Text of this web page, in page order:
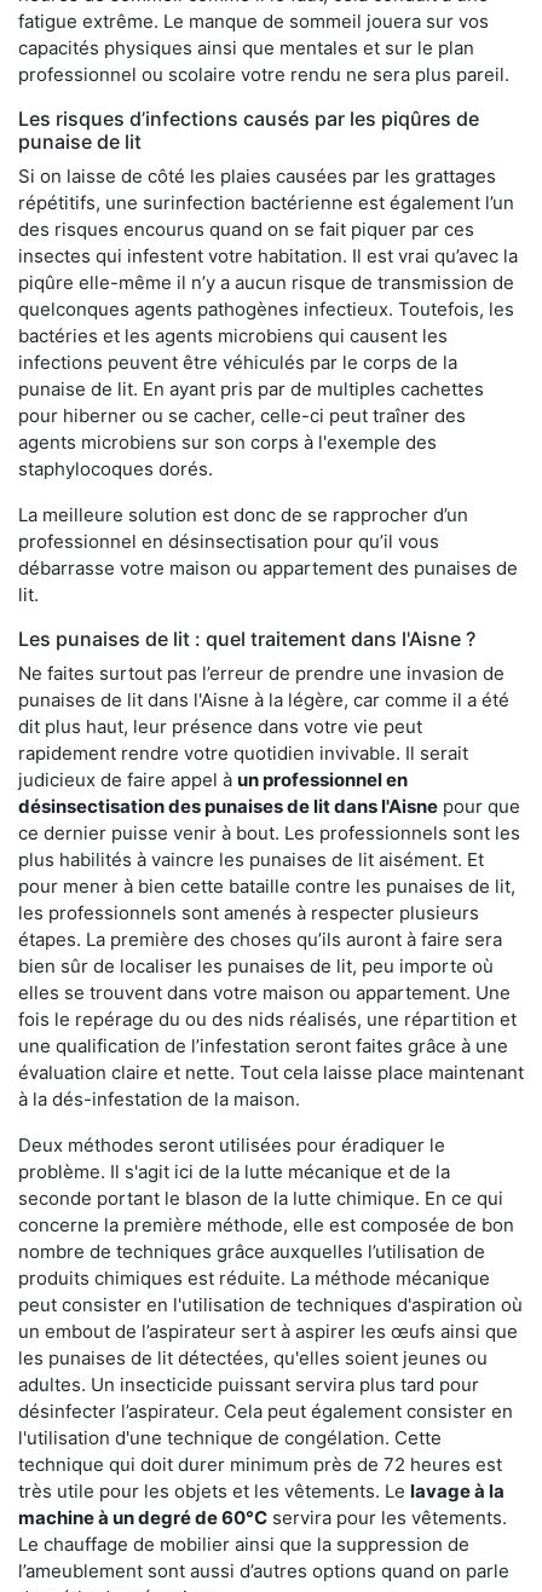
fatigue extrême. Le manque de sommeil jouera sur vos
capacités physiques ainsi que mentales et sur le plan
professionnel ou scolaire votre rendu ne sera plus pareil.
Les risques d’infections causés par les piqûres de
punaise de lit
Si on laisse de côté les plaies causées par les grattages
répétitifs, une surinfection bactérienne est également l’un
des risques encourus quand on se fait piquer par ces
insectes qui infestent votre habitation. Il est vrai qu’avec la
piqûre elle-même il n’y a aucun risque de transmission de
quelconques agents pathogènes infectieux. Toutefois, les
bactéries et les agents microbiens qui causent les
infections peuvent être véhiculés par le corps de la
punaise de lit. En ayant pris par de multiples cachettes
pour hiberner ou se cacher, celle-ci peut traîner des
agents microbiens sur son corps à l'exemple des
staphylocoques dorés.
La meilleure solution est donc de se rapprocher d’un
professionnel en désinsectisation pour qu’il vous
débarrasse votre maison ou appartement des punaises de
lit.
Les punaises de lit : quel traitement dans l'Aisne ?
Ne faites surtout pas l’erreur de prendre une invasion de
punaises de lit dans l'Aisne à la légère, car comme il a été
dit plus haut, leur présence dans votre vie peut
rapidement rendre votre quotidien invivable. Il serait
judicieux de faire appel à un professionnel en
désinsectisation des punaises de lit dans l'Aisne pour que
ce dernier puisse venir à bout. Les professionnels sont les
plus habilités à vaincre les punaises de lit aisément. Et
pour mener à bien cette bataille contre les punaises de lit,
les professionnels sont amenés à respecter plusieurs
étapes. La première des choses qu’ils auront à faire sera
bien sûr de localiser les punaises de lit, peu importe où
elles se trouvent dans votre maison ou appartement. Une
fois le repérage du ou des nids réalisés, une répartition et
une qualification de l’infestation seront faites grâce à une
évaluation claire et nette. Tout cela laisse place maintenant
à la dés-infestation de la maison.
Deux méthodes seront utilisées pour éradiquer le
problème. Il s'agit ici de la lutte mécanique et de la
seconde portant le blason de la lutte chimique. En ce qui
concerne la première méthode, elle est composée de bon
nombre de techniques grâce auxquelles l’utilisation de
produits chimiques est réduite. La méthode mécanique
peut consister en l'utilisation de techniques d'aspiration où
un embout de l’aspirateur sert à aspirer les œufs ainsi que
les punaises de lit détectées, qu'elles soient jeunes ou
adultes. Un insecticide puissant servira plus tard pour
désinfecter l’aspirateur. Cela peut également consister en
l'utilisation d'une technique de congélation. Cette
technique qui doit durer minimum près de 72 heures est
très utile pour les objets et les vêtements. Le lavage à la
machine à un degré de 60°C servira pour les vêtements.
Le chauffage de mobilier ainsi que la suppression de
l’ameublement sont aussi d’autres options quand on parle